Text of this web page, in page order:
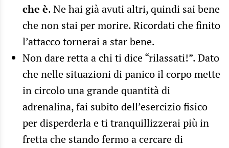
che è. Ne hai già avuti altri, quindi sai bene
che non stai per morire. Ricordati che finito
l’attacco tornerai a star bene.
Non dare retta a chi ti dice “rilassati!”. Dato
che nelle situazioni di panico il corpo mette
in circolo una grande quantità di
adrenalina, fai subito dell’esercizio fisico
per disperderla e ti tranquillizzerai più in
fretta che stando fermo a cercare di